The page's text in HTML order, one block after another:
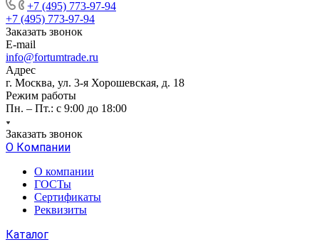
+7 (495) 773-97-94
+7 (495) 773-97-94
Заказать звонок
E-mail
info@fortumtrade.ru
Адрес
г. Москва, ул. 3-я Хорошевская, д. 18
Режим работы
Пн. – Пт.: с 9:00 до 18:00
Заказать звонок
О Компании
О компании
ГОСТы
Сертификаты
Реквизиты
Каталог